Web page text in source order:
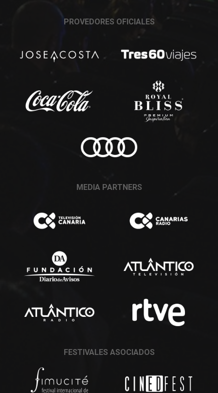
PROVEDORES OFICIALES
MEDIA PARTNERS
FESTIVALES ASOCIADOS